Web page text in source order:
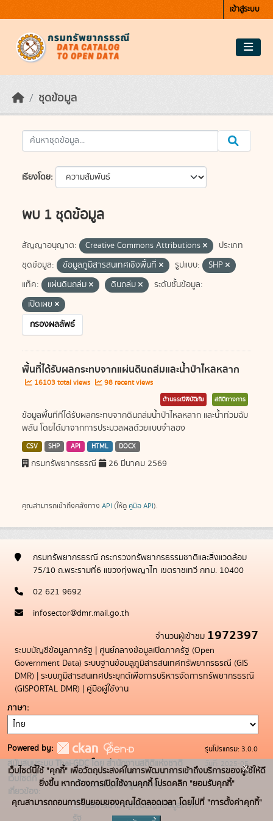
เข้าสู่ระบบ
ชุดข้อมูล
เรียงโดย
พบ 1 ชุดข้อมูล
สัญญาอนุญาต: Creative Commons Attributions
ประเภท
ชุดข้อมูล:
ข้อมูลภูมิสารสนเทศเชิงพื้นที่ รูปแบบ:
SHP
แท็ค:
แผ่นดินถล่ม ดินถล่ม
ระดับชั้นข้อมูล:
เปิดเผย
กรองผลลัพธ์
พื้นที่ได้รับผลกระทบจากแผ่นดินถล่มและน้ำป่าไหลหลาก
16103 total views 98 recent views
ด้านธรณีพิบัติภัย สถิติทางการ
ข้อมูลพื้นที่ที่ได้รับผลกระทบจากดินถล่มน้ำป่าไหลหลาก และน้ำท่วมฉับ
พลัน โดยได้มาจากการประมวลผลด้วยแบบจำลอง
CSV SHP API HTML DOCX
กรมทรัพยากรธรณี 26 มีนาคม 2569
คุณสามารถเข้าถึงคลังทาง API (ให้ดู คู่มือ API).
กรมทรัพยากรธรณี กระทรวงทรัพยากรธรรมชาติและสิ่งแวดล้อม
75/10 ถ.พระรามที่6 แขวงทุ่งพญาไท เขตราชเทวี กทม. 10400
02 621 9692
infosector@dmr.mail.go.th
จำนวนผู้เข้าชม 1972397
ระบบบัญชีข้อมูลภาครัฐ | ศูนย์กลางข้อมูลเปิดภาครัฐ (Open
Government Data) ระบบฐานข้อมลูภูมิสารสนเทศทรัพยากรธรณี (GIS
DMR) | ระบบภูมิสารสนเทศประยุกต์เพื่อการบริหารจัดการทรัพยากรธรณี
(GISPORTAL DMR) | คู่มือผู้ใช้งาน
ภาษา
Powered by:
สนับสนุนระบบ Thai-GDC โดย สำนักงานสถิติแห่งชาติ
เว็บไซต์ที่
เกี่ยวข้อง:
ระบบบัญชีข้อมูลภาครัฐ
บริการนามานุกรมบัญชีข้อมูลภาค
รัฐ
รุ่นโปรแกรม: 3.0.0
วันที่: 2025-05-
19
เว็บไซต์นี้ใช้ "คุกกี้" เพื่อวัตถุประสงค์ในการพัฒนาการเข้าถึงบริการของผู้ใช้ให้ดี
ยิ่งขึ้น หากต้องการเปิดใช้งานคุกกี้ โปรดคลิก "ยอมรับคุกกี้"
คุณสามารถถอนการยินยอมของคุณได้ตลอดเวลา โดยไปที่ "การตั้งค่าคุกกี้"
x